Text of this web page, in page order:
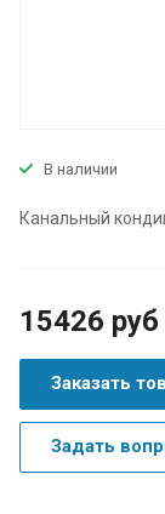
В наличии
Канальный
15426 руб
Заказать
Задать